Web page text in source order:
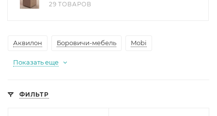
29 ТОВАРОВ
Аквилон Боровичи-мебель Mobi
Показать еще
ФИЛЬТР